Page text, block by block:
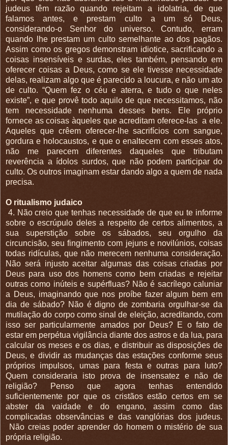
judeus têm razão quando rejeitam a idolatria, de que
falamos antes, e prestam culto a um só Deus,
considerando-o Senhor do universo. Contudo, erram
quando lhe prestam um culto semelhante ao dos pagãos.
Assim como os gregos demonstram idiotice, sacrificando a
coisas insensíveis e surdas, eles também, pensando em
oferecer coisas a Deus, como se ele tivesse necessidade
delas, realizam algo que é parecido a loucura, e não um ato
de culto. “Quem fez o céu e aterra, e tudo o que neles
existe”, e que provê todo aquilo de que necessitamos, não
tem necessidade nenhuma desses bens. Ele próprio
fornece as coisas àqueles que acreditam oferece-las a ele.
Aqueles que crêem oferecer-lhe sacrifícios com sangue,
gordura e holocaustos, e que o enaltecem com esses atos,
não me parecem diferentes daqueles que tributam
reverência a ídolos surdos, que não podem participar do
culto. Os outros imaginam estar dando algo a quem de nada
precisa.
O ritualismo judaico
4. Não creio que tenhas necessidade de que eu te informe
sobre o escrúpulo deles a respeito de certos alimentos, a
sua superstição sobre os sábados, seu orgulho da
circuncisão, seu fingimento com jejuns e novilúnios, coisas
todas ridículas, que não merecem nenhuma consideração.
Não será injusto aceitar algumas das coisas criadas por
Deus para uso dos homens como bem criadas e rejeitar
outras como inúteis e supérfluas? Não é sacrílego caluniar
a Deus, imaginando que nos proíbe fazer algum bem em
dia de sábado? Não é digno de zombaria orgulhar-se da
mutilação do corpo como sinal de eleição, acreditando, com
isso ser particularmente amados por Deus? E o fato de
estar em perpétua vigilância diante dos astros e da lua, para
calcular os meses e os dias, e distribuir as disposições de
Deus, e dividir as mudanças das estações conforme seus
próprios impulsos, umas para festa e outras para luto?
Quem consideraria isto prova de insensatez e não de
religião? Penso que agora tenhas entendido
suficientemente por que os cristãos estão certos em se
abster da vaidade e do engano, assim como das
complicadas observâncias e das vanglórias dos judeus.
Não creias poder aprender do homem o mistério de sua
própria religião.